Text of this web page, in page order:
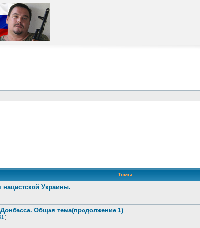
Темы
нацистской Украины.
Общая тема(продолжение 1)
]